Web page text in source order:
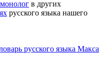
в других
русского языка нашего
русского языка Макса